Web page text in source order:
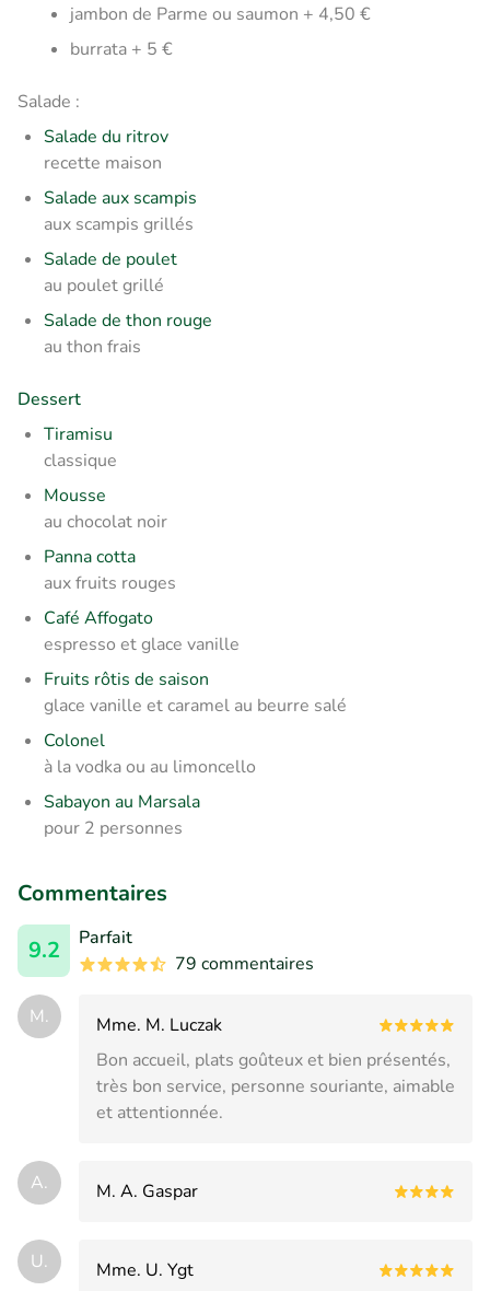
jambon de Parme ou saumon + 4,50 €
burrata + 5 €
Salade :
Salade du ritrov
recette maison
Salade aux scampis
aux scampis grillés
Salade de poulet
au poulet grillé
Salade de thon rouge
au thon frais
Dessert
Tiramisu
classique
Mousse
au chocolat noir
Panna cotta
aux fruits rouges
Café Affogato
espresso et glace vanille
Fruits rôtis de saison
glace vanille et caramel au beurre salé
Colonel
à la vodka ou au limoncello
Sabayon au Marsala
pour 2 personnes
Commentaires
9.2
Parfait
79 commentaires
M.
Mme. M. Luczak
Bon accueil, plats goûteux et bien présentés,
très bon service, personne souriante, aimable
et attentionnée.
A. M. A. Gaspar
U.
Mme. U. Ygt